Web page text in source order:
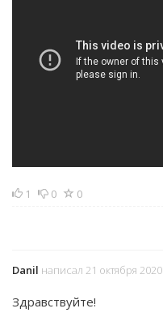
1 0 0
Danil написал 21 октября 2020
Здравствуйте!